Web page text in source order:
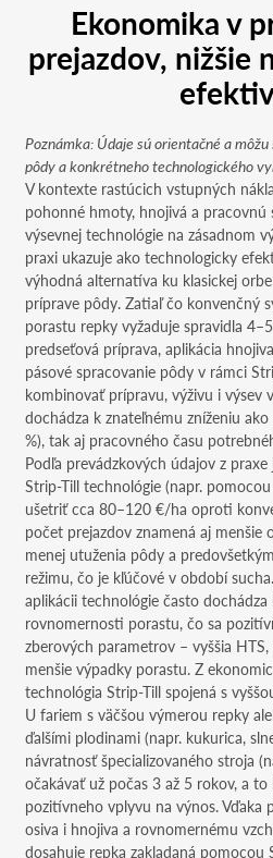
Ekonomika v
prejazdov, nižšie
Poznámka: Údaje sú orientačné a
pôdy a konkrétneho technologického
V kontexte rastúcich vstupných
pohonné hmoty, hnojivá a
výsevnej technológie na zásadnom
praxi ukazuje ako technologicky
výhodná alternatíva ku klasickej
príprave pôdy. Zatiaľ čo konvenčný
porastu repky vyžaduje spravidla
predseťová príprava, aplikácia
pásové spracovanie pôdy v rámci
kombinovať prípravu, výživu i výsev
dochádza k znateľnému zníženiu
%), tak aj pracovného času
Podľa prevádzkových údajov z
Strip-Till technológie (napr.
ušetriť cca 80–120 €/ha oproti
počet prejazdov znamená aj menšie
menej utuženia pôdy a
režimu, čo je kľúčové v období
aplikácii technológie často dochádza
rovnomernosti porastu, čo sa
zberových parametrov – vyššia
menšie výpadky porastu. Z
technológia Strip-Till spojená s
U fariem s väčšou výmerou repky
ďalšími plodinami (napr. kukurica,
návratnosť špecializovaného stroja
očakávať už počas 3 až 5 rokov, a to
pozitívneho vplyvu na výnos. Vďaka
osiva i hnojiva a rovnomernému
dosahuje repka zakladaná pomocou